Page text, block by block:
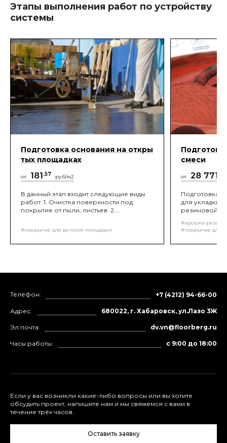
Этапы выполнения работ по устройству
системы
Подготовка основания на откры
тых площадках
от 181 .57 руб/м2
В данный этап входит следующие виды
работ: 1. Очистка поверхности под
покрытие от пыли, листьев. 2.
#покрытие для детской площадки
смеси
от 28 771
Подготовка
для укладки
резиновой
проектом,
помощи
#крошка
#покрытие для
Телефон: +7 (4212) 94-66-00
Адрес: 680022, г. Хабаровск, ул.Лазо 3Ж
Эл.почта: dv.vn@floorberg.ru
Часы работы: с 9:00 до 18:00
Если у вас возникли какие-либо вопросы или вы хотите
обсудить проект, напишите нам и мы свяжемся с вами в
течение трёх часов.
Оставить заявку